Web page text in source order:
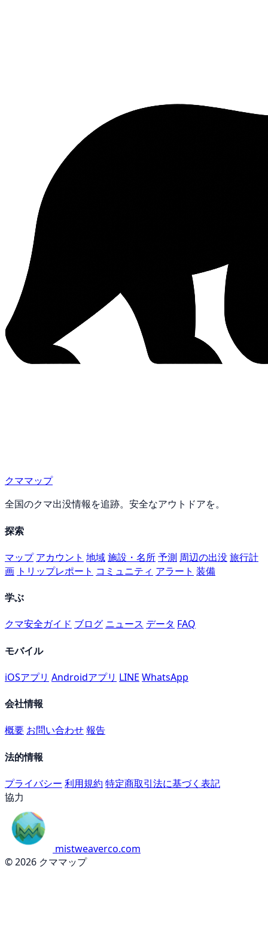
クママップ
全国のクマ出没情報を追跡。安全なアウトドアを。
探索
マップ アカウント 地域施設・名所予測 周辺の出没旅行計
画 トリップレポート コミュニティ アラート 装備
学ぶ
クマ安全ガイド ブログ ニュース データ FAQ
モバイル
iOSアプリ Androidアプリ LINE WhatsApp
会社情報
概要 お問い合わせ報告
法的情報
プライバシー 利用規約 特定商取引法に基づく表記
協力
mistweaverco.com
© 2026 クママップ